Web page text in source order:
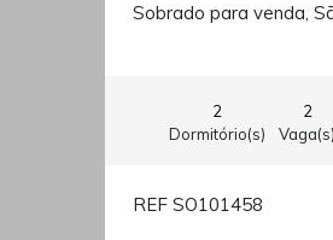
Sobrado para venda,
2
Dormitório(s)
2
Vaga(s)
REF SO101458